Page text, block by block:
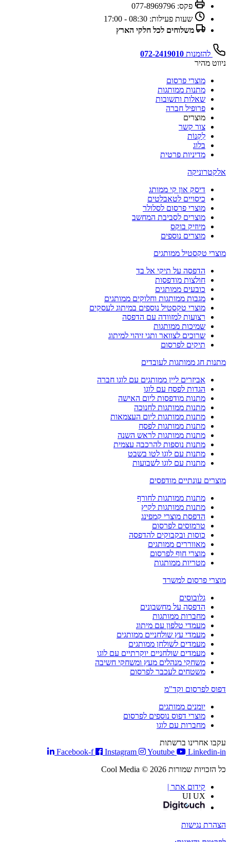
פקס: 077-8969796
שעות פעילות: 08:30 - 17:00
משלוחים לכל חלקי הארץ
להזמנות 072-2419010
ניווט מהיר
מוצרי פרסום
מתנות ממותגות
שאלות ותשובות
פרופיל חברה
מוצרים
צור קשר
לִקְנוֹת
בלוג
מדיניות פרטית
אלקטרוניקה
דיסק און קי ממותג
כיסויים לטאבלטים
מוצרי פרסום לסלולר
מוצרים לסביבת המחשב
מיוזיק בוקס
מוצרים נוספים
מוצרי טקסטיל ממותגים
הדפסה על תיקי אל בד
חולצות מודפסות
כובעים ממותגים
מגבות ממותגות וחלוקים ממותגים
מוצרי טקסטיל נוספים במיתוג לעסקים
רצועות למזוודה עם הדפסה
שמיכות ממותגות
שרוכים לצוואר ותגי זיהוי למיתוג
תיקים לפרסום
מתנות חג ממותגות לעובדים
אביזרים ליין ממותגים עם לוגו חברה
הגדות לפסח עם לוגו
מתנות מודפסות ליום האישה
מתנות ממותגות לחנוכה
מתנות ממותגות ליום העצמאות
מתנות ממותגות לפסח
מתנות ממותגות לראש השנה
מתנות נוספות להרכבה עצמית
מתנות עם לוגו לטו בשבט
מתנות עם לוגו לשבועות
מוצרים עונתיים מודפסים
מתנות ממותגות לחורף
מתנות ממותגות לקיץ
הדפסת מוצרי קמפינג
טרמוסים לפרסום
כוסות ובקבוקים להדפסה
מאווררים ממותגים
מוצרי חוף לפרסום
מטריות ממותגות
מוצרי פרסום למשרד
גלובוסים
הדפסה על מחשבונים
מחברות ממותגות
מעמדי טלפון עם מיתוג
מעמדי עץ שולחניים ממותגים
מעמדים לשולחן ממותגים
מעמדים שולחניים יוקרתיים עם לוגו
משחקי מנהלים מעץ ומשחקי חשיבה
משטחים לעכבר לפרסום
דפוס לפרסום וקד"מ
יומנים ממותגים
מוצרי דפוס נוספים לפרסום
מחברות עם לוגו
עקבו אחרינו ברשתות
Facebook-f
Instagram Youtube
Linkedin-in
כל הזכויות שמורות Cool Media © 2026
קידום אתר |
UI UX
הצהרת נגישות